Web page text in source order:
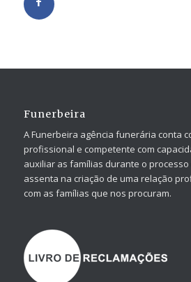
Funerbeira
A Funerbeira agência funerária conta
profissional e competente com
auxiliar as famílias durante o
assenta na criação de uma relação
com as famílias que nos procuram.